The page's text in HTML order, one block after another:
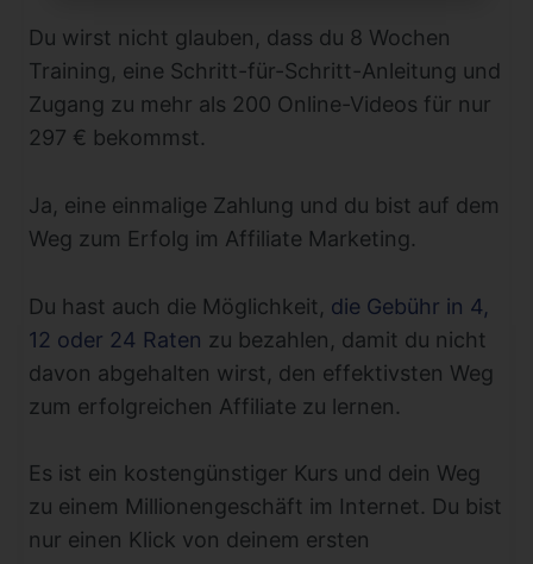
Du wirst nicht glauben, dass du 8 Wochen
Training, eine Schritt-für-Schritt-Anleitung und
Zugang zu mehr als 200 Online-Videos für nur
297 € bekommst.
Ja, eine einmalige Zahlung und du bist auf dem
Weg zum Erfolg im Affiliate Marketing.
Du hast auch die Möglichkeit, die Gebühr in 4,
12 oder 24 Raten zu bezahlen, damit du nicht
davon abgehalten wirst, den effektivsten Weg
zum erfolgreichen Affiliate zu lernen.
Es ist ein kostengünstiger Kurs und dein Weg
zu einem Millionengeschäft im Internet. Du bist
nur einen Klick von deinem ersten